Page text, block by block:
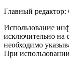
Главный
Использование
исключительно на
необходимо
При